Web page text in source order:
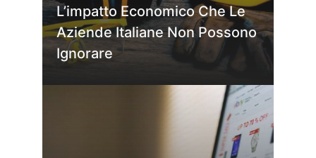
L’impatto Economico Che Le
Aziende Italiane Non Possono
Ignorare